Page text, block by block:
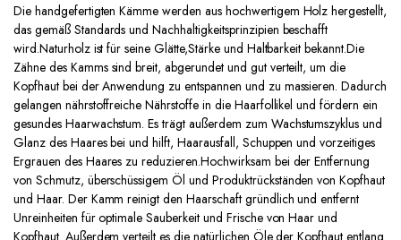
Die handgefertigten Kämme werden aus hochwertigem Holz hergestellt,
das gemäß Standards und Nachhaltigkeitsprinzipien beschafft
wird.Naturholz ist für seine Glätte,Stärke und Haltbarkeit bekannt.Die
Zähne des Kamms sind breit, abgerundet und gut verteilt, um die
Kopfhaut bei der Anwendung zu entspannen und zu massieren. Dadurch
gelangen nährstoffreiche Nährstoffe in die Haarfollikel und fördern ein
gesundes Haarwachstum. Es trägt außerdem zum Wachstumszyklus und
Glanz des Haares bei und hilft, Haarausfall, Schuppen und vorzeitiges
Ergrauen des Haares zu reduzieren.Hochwirksam bei der Entfernung
von Schmutz, überschüssigem Öl und Produktrückständen von Kopfhaut
und Haar. Der Kamm reinigt den Haarschaft gründlich und entfernt
Unreinheiten für optimale Sauberkeit und Frische von Haar und
Kopfhaut. Außerdem verteilt es die natürlichen Öle der Kopfhaut entlang